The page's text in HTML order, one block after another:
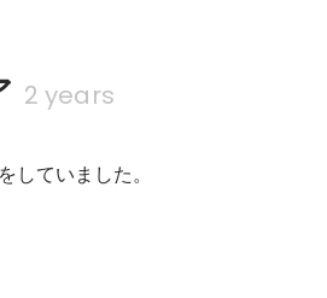
2 years
していました。